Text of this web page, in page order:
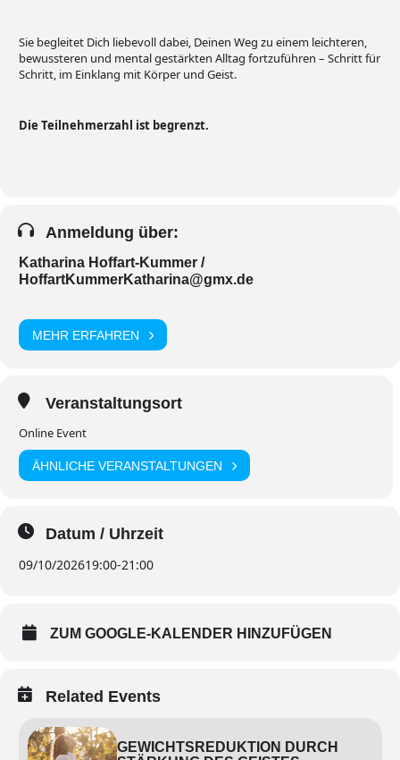
Sie begleitet Dich liebevoll dabei, Deinen Weg zu einem leichteren,
bewussteren und mental gestärkten Alltag fortzuführen – Schritt für
Schritt, im Einklang mit Körper und Geist.
Die Teilnehmerzahl ist begrenzt.
Anmeldung über:
Katharina Hoffart-Kummer /
HoffartKummerKatharina@gmx.de
MEHR ERFAHREN
Veranstaltungsort
Online Event
ÄHNLICHE VERANSTALTUNGEN
Datum / Uhrzeit
09/10/202619:00-21:00
ZUM GOOGLE-KALENDER HINZUFÜGEN
Related Events
GEWICHTSREDUKTION DURCH